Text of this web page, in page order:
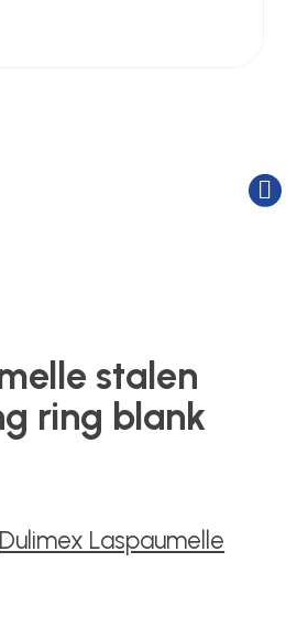
stalen
ring blank
Dulimex Laspaumelle